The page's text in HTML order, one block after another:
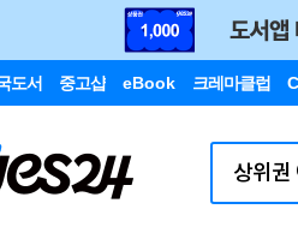
도서 중고샵 eBook 크레마클럽